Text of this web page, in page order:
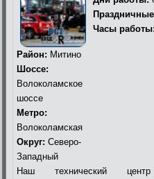
Часы работы:
Район: Митино
Шоссе:
Волоколамское
шоссе
Метро:
Волоколамская
Округ: Северо-
Западный
Наш технический